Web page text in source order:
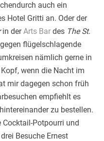
auch ein
Hotel Gritti an. Oder der
in derArts Bar des The St.
flügelschlagende
nämlich gerne in
wenn die Nacht im
mir dagegen schon früh
empfiehlt es
zu bestellen.
Potpourri und
Besuche Ernest